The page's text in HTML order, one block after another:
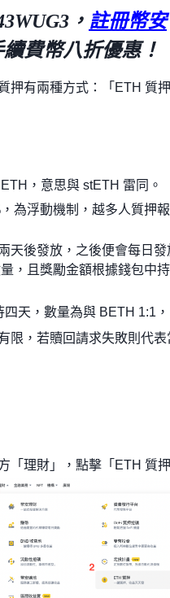
， 註冊幣安
費幣八折優惠！
押有兩種方式：「ETH 質
，意思與 stETH 雷同。
為浮動機制，越多人質押
天後發放，之後便會每日發
，且獎勵金額根據錢包中
天，數量為與 BETH 1:1，
限，若贖回請求失敗則代表
「理財」，點擊「ETH 質